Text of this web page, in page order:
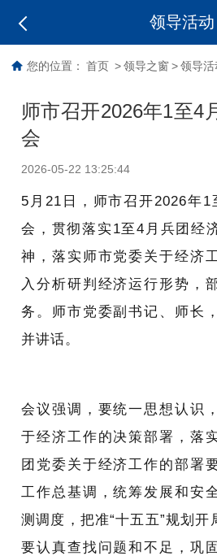
领导活动
您的位置： 首页 > 领导之窗 > 领导活
师市召开2026年1至4
会
2026-05-22 13:25:44
5月21日，师市召开2026年
会，贯彻落实1至4月兵团经
神，落实师市党委关于经济
入分析研判经济运行形势，
务。师市党委副书记、师长
并讲话。
会议强调，要统一思想认识
于经济工作的决策部署，落
团党委关于经济工作的部署
工作总基调，统筹发展和安
测调度，把准“十五五”规划开
要认真查找问题和不足，巩